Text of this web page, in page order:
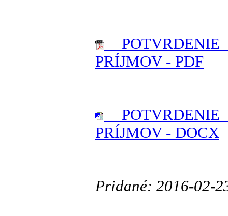
PRÍJMOV - PDF
PRÍJMOV - DOCX
Pridané: 2016-02-